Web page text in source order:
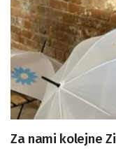
Za nami kolejne